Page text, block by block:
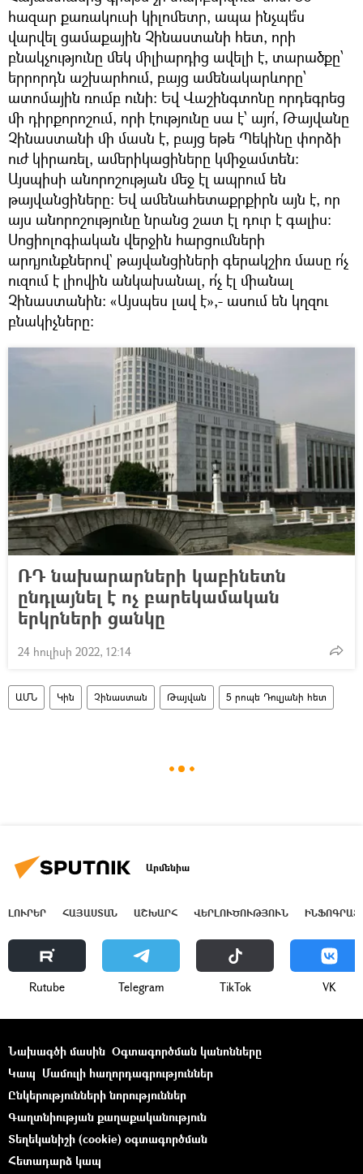
հազար քառակուսի կիլոմետր, ապա ինչպե՞ս
վարվել ցամաքային Չինաստանի հետ, որի
բնակչությունը մեկ միլիարդից ավելի է, տարածքը՝
երրորդն աշխարհում, բայց ամենակարևորը՝
ատոմային ռումբ ունի։ Եվ Վաշինգտոնը որդեգրեց
մի դիրքորոշում, որի էությունը սա է՝ այո՛, Թայվանը
Չինաստանի մի մասն է, բայց եթե Պեկինը փորձի
ուժ կիրառել, ամերիկացիները կմիջամտեն։
​Այսպիսի անորոշության մեջ էլ ապրում են
թայվանցիները։ Եվ ամենահետաքրքիրն այն է, որ
այս անորոշությունը նրանց շատ էլ դուր է գալիս։
Սոցիոլոգիական վերջին հարցումների
արդյունքներով` թայվանցիների գերակշիռ մասը ո՛չ
ուզում է լիովին անկախանալ, ո՛չ էլ միանալ
Չինաստանին։ «Այսպես լավ է»,- ասում են կղզու
բնակիչները։
ՌԴ նախարարների կաբինետն
ընդլայնել է ոչ բարեկամական
երկրների ցանկը
24 հուլիսի 2022, 12:14
ԱՄՆ Կին Չինաստան Թայվան 5 րոպե Դուլյանի հետ
Արմենիա
ԼՈՒՐԵՐ ՀԱՅԱՍՏԱՆ ԱՇԽԱՐՀ ՎԵՐԼՈՒԾՈՒԹՅՈՒՆ
Rutube Telegram ТikТоk VK
Նախագծի մասին Օգտագործման կանոնները
Կապ Մամուլի հաղորդագրություններ
Ընկերությունների նորություններ
Գաղտնիության քաղաքականություն
Տեղեկանիշի (cookie) օգտագործման
Հետադարձ կապ